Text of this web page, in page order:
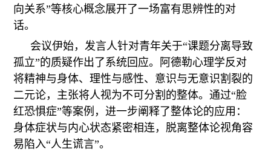
向关系”等核心概念展开了一场富有思辨性的对
话。
会议伊始，发言人针对青年关于“课题分离导致
孤立”的质疑作出了系统回应。阿德勒心理学反对
将精神与身体、理性与感性、意识与无意识割裂的
二元论，主张将人视为不可分割的整体。通过“脸
红恐惧症”等案例，进一步阐释了整体论的应用：
身体症状与内心状态紧密相连，脱离整体论视角容
易陷入“人生谎言”。